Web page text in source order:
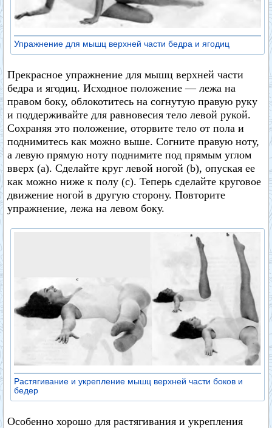
Упражнение для мышц верхней части бедра и ягодиц
Прекрасное упражнение для мышц верхней части
бедра и ягодиц. Исходное положение — лежа на
правом боку, облокотитесь на согнутую правую руку
и поддерживайте для равновесия тело левой рукой.
Сохраняя это положение, оторвите тело от пола и
поднимитесь как можно выше. Согните правую ноту,
а левую прямую ноту поднимите под прямым углом
вверх (а). Сделайте круг левой ногой (b), опуская ее
как можно ниже к полу (с). Теперь сделайте круговое
движение ногой в другую сторону. Повторите
упражнение, лежа на левом боку.
Растягивание и укрепление мышц верхней части боков и
бедер
Особенно хорошо для растягивания и укрепления